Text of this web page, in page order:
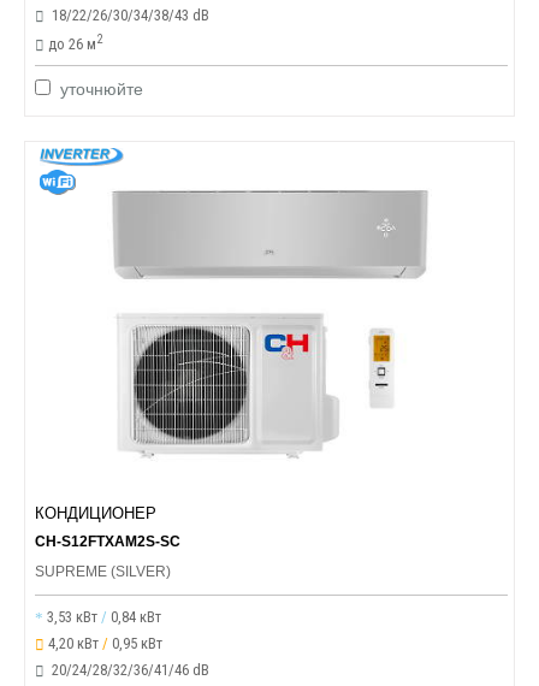
18/22/26/30/34/38/43 dB
до 26 м2
уточнюйте
КОНДИЦИОНЕР
CH-S12FTXAM2S-SC
SUPREME (SILVER)
3,53 кВт / 0,84 кВт
4,20 кВт / 0,95 кВт
20/24/28/32/36/41/46 dB